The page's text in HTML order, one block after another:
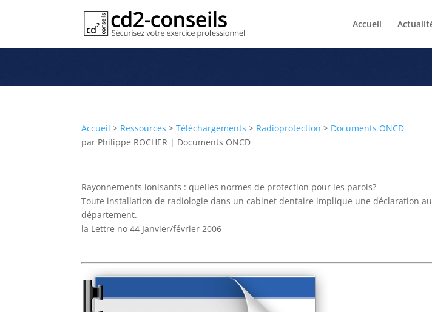
Accueil
Rayonnements ionisants : quelles normes de
Accueil > Ressources >Téléchargements > Radioprotection > Documents ONCD
par Philippe ROCHER | Documents ONCD
Rayonnements ionisants : quelles normes de protection pour les parois?
Toute installation de radiologie dans un cabinet dentaire implique une déclaration
département.
la Lettre no 44 Janvier/février 2006